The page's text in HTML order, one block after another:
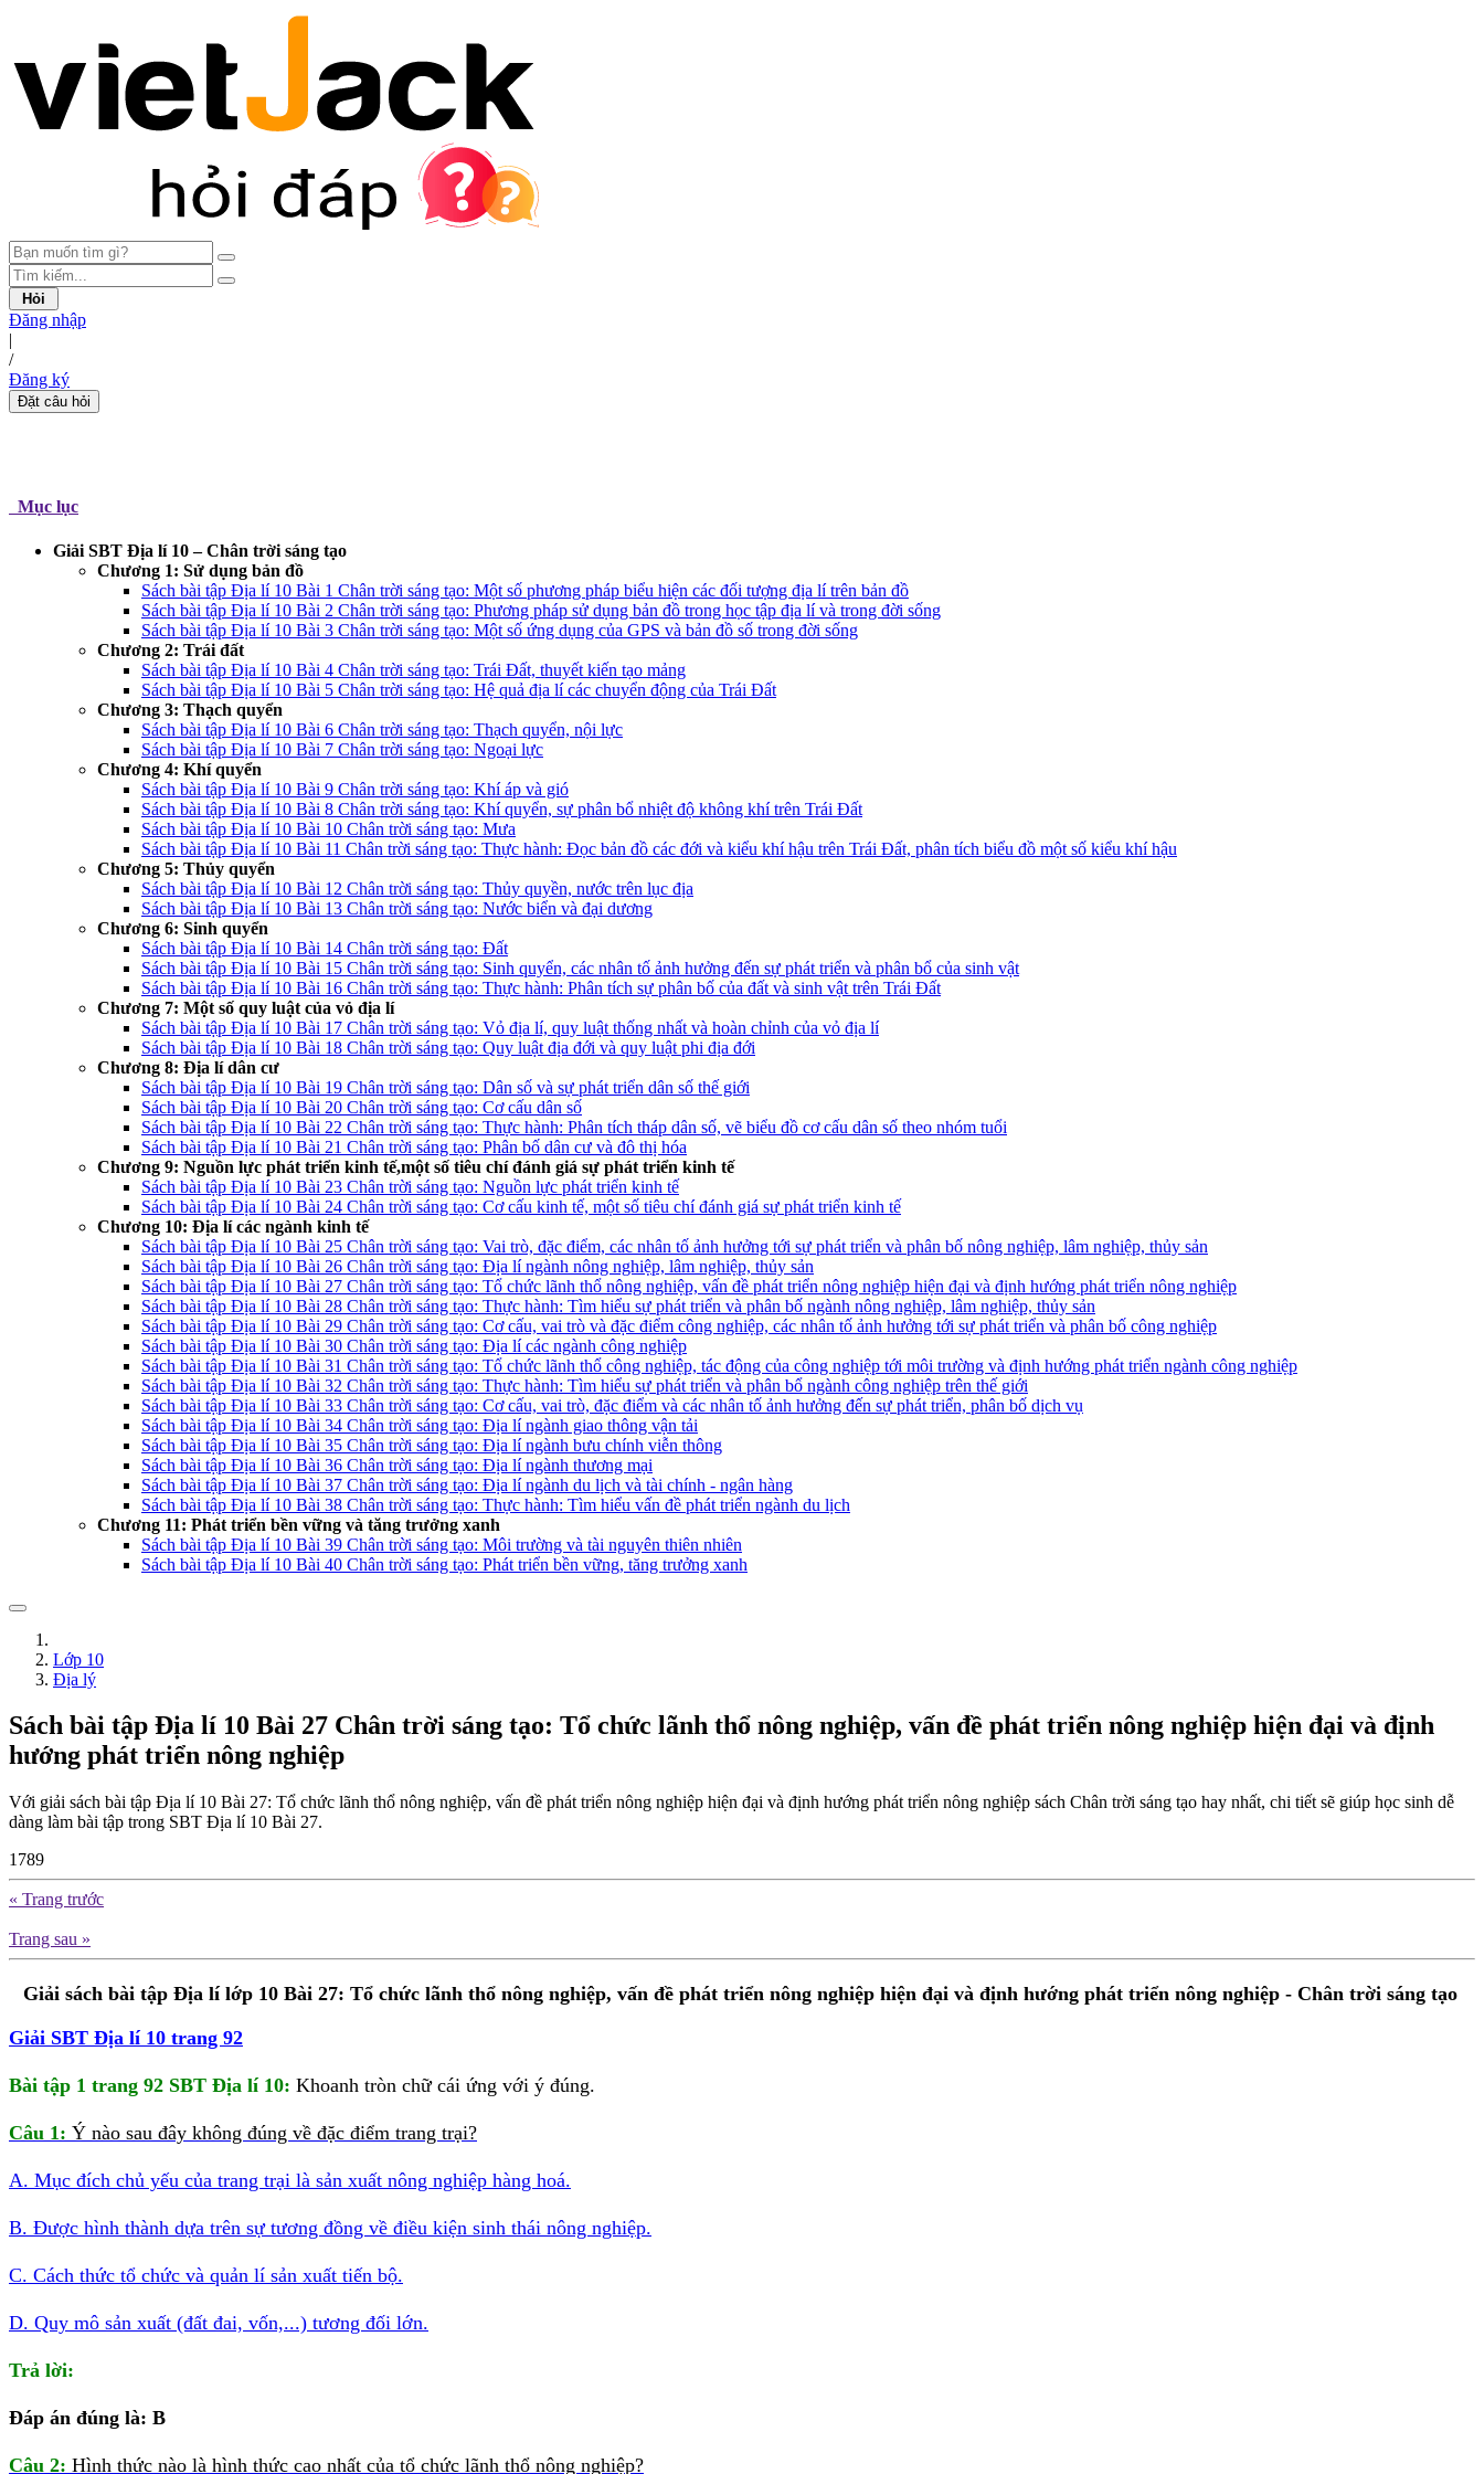
Hỏi
Đăng nhập
|
/
Đăng ký
Đặt câu hỏi
Mục lục
Giải SBT Địa lí 10 – Chân trời sáng tạo
Chương 1: Sử dụng bản đồ
Sách bài tập Địa lí 10 Bài 1 Chân trời sáng tạo: Một số phương pháp biểu hiện các đối tượng địa lí trên bản đồ
Sách bài tập Địa lí 10 Bài 2 Chân trời sáng tạo: Phương pháp sử dụng bản đồ trong học tập địa lí và trong đời sống
Sách bài tập Địa lí 10 Bài 3 Chân trời sáng tạo: Một số ứng dụng của GPS và bản đồ số trong đời sống
Chương 2: Trái đất
Sách bài tập Địa lí 10 Bài 4 Chân trời sáng tạo: Trái Đất, thuyết kiến tạo mảng
Sách bài tập Địa lí 10 Bài 5 Chân trời sáng tạo: Hệ quả địa lí các chuyển động của Trái Đất
Chương 3: Thạch quyển
Sách bài tập Địa lí 10 Bài 6 Chân trời sáng tạo: Thạch quyển, nội lực
Sách bài tập Địa lí 10 Bài 7 Chân trời sáng tạo: Ngoại lực
Chương 4: Khí quyển
Sách bài tập Địa lí 10 Bài 9 Chân trời sáng tạo: Khí áp và gió
Sách bài tập Địa lí 10 Bài 8 Chân trời sáng tạo: Khí quyển, sự phân bổ nhiệt độ không khí trên Trái Đất
Sách bài tập Địa lí 10 Bài 10 Chân trời sáng tạo: Mưa
Sách bài tập Địa lí 10 Bài 11 Chân trời sáng tạo: Thực hành: Đọc bản đồ các đới và kiểu khí hậu trên Trái Đất, phân tích biểu đồ một số kiểu khí hậu
Chương 5: Thủy quyển
Sách bài tập Địa lí 10 Bài 12 Chân trời sáng tạo: Thủy quyền, nước trên lục địa
Sách bài tập Địa lí 10 Bài 13 Chân trời sáng tạo: Nước biển và đại dương
Chương 6: Sinh quyển
Sách bài tập Địa lí 10 Bài 14 Chân trời sáng tạo: Đất
Sách bài tập Địa lí 10 Bài 15 Chân trời sáng tạo: Sinh quyển, các nhân tố ảnh hưởng đến sự phát triển và phân bổ của sinh vật
Sách bài tập Địa lí 10 Bài 16 Chân trời sáng tạo: Thực hành: Phân tích sự phân bố của đất và sinh vật trên Trái Đất
Chương 7: Một số quy luật của vỏ địa lí
Sách bài tập Địa lí 10 Bài 17 Chân trời sáng tạo: Vỏ địa lí, quy luật thống nhất và hoàn chỉnh của vỏ địa lí
Sách bài tập Địa lí 10 Bài 18 Chân trời sáng tạo: Quy luật địa đới và quy luật phi địa đới
Chương 8: Địa lí dân cư
Sách bài tập Địa lí 10 Bài 19 Chân trời sáng tạo: Dân số và sự phát triển dân số thế giới
Sách bài tập Địa lí 10 Bài 20 Chân trời sáng tạo: Cơ cấu dân số
Sách bài tập Địa lí 10 Bài 22 Chân trời sáng tạo: Thực hành: Phân tích tháp dân số, vẽ biểu đồ cơ cấu dân số theo nhóm tuổi
Sách bài tập Địa lí 10 Bài 21 Chân trời sáng tạo: Phân bố dân cư và đô thị hóa
Chương 9: Nguồn lực phát triển kinh tế,một số tiêu chí đánh giá sự phát triển kinh tế
Sách bài tập Địa lí 10 Bài 23 Chân trời sáng tạo: Nguồn lực phát triển kinh tế
Sách bài tập Địa lí 10 Bài 24 Chân trời sáng tạo: Cơ cấu kinh tế, một số tiêu chí đánh giá sự phát triển kinh tế
Chương 10: Địa lí các ngành kinh tế
Sách bài tập Địa lí 10 Bài 25 Chân trời sáng tạo: Vai trò, đặc điểm, các nhân tố ảnh hưởng tới sự phát triển và phân bố nông nghiệp, lâm nghiệp, thủy sản
Sách bài tập Địa lí 10 Bài 26 Chân trời sáng tạo: Địa lí ngành nông nghiệp, lâm nghiệp, thủy sản
Sách bài tập Địa lí 10 Bài 27 Chân trời sáng tạo: Tổ chức lãnh thổ nông nghiệp, vấn đề phát triển nông nghiệp hiện đại và định hướng phát triển nông nghiệp
Sách bài tập Địa lí 10 Bài 28 Chân trời sáng tạo: Thực hành: Tìm hiểu sự phát triển và phân bố ngành nông nghiệp, lâm nghiệp, thủy sản
Sách bài tập Địa lí 10 Bài 29 Chân trời sáng tạo: Cơ cấu, vai trò và đặc điểm công nghiệp, các nhân tố ảnh hưởng tới sự phát triển và phân bố công nghiệp
Sách bài tập Địa lí 10 Bài 30 Chân trời sáng tạo: Địa lí các ngành công nghiệp
Sách bài tập Địa lí 10 Bài 31 Chân trời sáng tạo: Tổ chức lãnh thổ công nghiệp, tác động của công nghiệp tới môi trường và định hướng phát triển ngành công nghiệp
Sách bài tập Địa lí 10 Bài 32 Chân trời sáng tạo: Thực hành: Tìm hiểu sự phát triển và phân bổ ngành công nghiệp trên thế giới
Sách bài tập Địa lí 10 Bài 33 Chân trời sáng tạo: Cơ cấu, vai trò, đặc điểm và các nhân tố ảnh hưởng đến sự phát triển, phân bố dịch vụ
Sách bài tập Địa lí 10 Bài 34 Chân trời sáng tạo: Địa lí ngành giao thông vận tải
Sách bài tập Địa lí 10 Bài 35 Chân trời sáng tạo: Địa lí ngành bưu chính viễn thông
Sách bài tập Địa lí 10 Bài 36 Chân trời sáng tạo: Địa lí ngành thương mại
Sách bài tập Địa lí 10 Bài 37 Chân trời sáng tạo: Địa lí ngành du lịch và tài chính - ngân hàng
Sách bài tập Địa lí 10 Bài 38 Chân trời sáng tạo: Thực hành: Tìm hiểu vấn đề phát triển ngành du lịch
Chương 11: Phát triển bền vững và tăng trưởng xanh
Sách bài tập Địa lí 10 Bài 39 Chân trời sáng tạo: Môi trường và tài nguyên thiên nhiên
Sách bài tập Địa lí 10 Bài 40 Chân trời sáng tạo: Phát triển bền vững, tăng trưởng xanh
Lớp 10
Địa lý
Sách bài tập Địa lí 10 Bài 27 Chân trời sáng tạo: Tổ chức lãnh thổ nông nghiệp, vấn đề phát triển nông nghiệp hiện đại và định
hướng phát triển nông nghiệp
Với giải sách bài tập Địa lí 10 Bài 27: Tổ chức lãnh thổ nông nghiệp, vấn đề phát triển nông nghiệp hiện đại và định hướng phát triển nông nghiệp sách Chân trời sáng tạo hay nhất, chi tiết sẽ giúp học sinh dễ
dàng làm bài tập trong SBT Địa lí 10 Bài 27.
1789
« Trang trước
Trang sau »
Giải sách bài tập Địa lí lớp 10 Bài 27: Tổ chức lãnh thổ nông nghiệp, vấn đề phát triển nông nghiệp hiện đại và định hướng phát triển nông nghiệp - Chân trời sáng tạo
Giải SBT Địa lí 10 trang 92
Bài tập 1 trang 92 SBT Địa lí 10: Khoanh tròn chữ cái ứng với ý đúng.
Câu 1: Ý nào sau đây không đúng về đặc điểm trang trại?
A. Mục đích chủ yếu của trang trại là sản xuất nông nghiệp hàng hoá.
B. Được hình thành dựa trên sự tương đồng về điều kiện sinh thái nông nghiệp.
C. Cách thức tổ chức và quản lí sản xuất tiến bộ.
D. Quy mô sản xuất (đất đai, vốn,...) tương đối lớn.
Trả lời:
Đáp án đúng là: B
Câu 2: Hình thức nào là hình thức cao nhất của tổ chức lãnh thổ nông nghiệp?